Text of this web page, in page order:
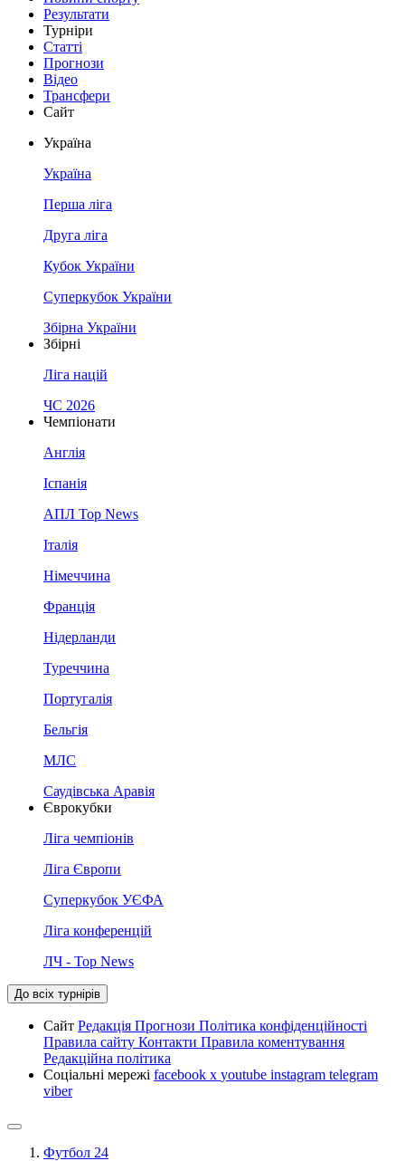
Результати
Турніри
Статті
Прогнози
Відео
Трансфери
Сайт
Україна
Україна
Перша ліга
Друга ліга
Кубок України
Суперкубок України
Збірна України
Збірні
Ліга націй
ЧС 2026
Чемпіонати
Англія
Іспанія
АПЛ Top News
Італія
Німеччина
Франція
Нідерланди
Туреччина
Португалія
Бельгія
МЛС
Саудівська Аравія
Єврокубки
Ліга чемпіонів
Ліга Європи
Суперкубок УЄФА
Ліга конференцій
ЛЧ - Top News
До всіх турнірів
Сайт Редакція Прогнози Політика конфіденційності
Правила сайту Контакти Правила коментування
Редакційна політика
Соціальні мережі facebook x youtube instagram telegram
viber
Футбол 24